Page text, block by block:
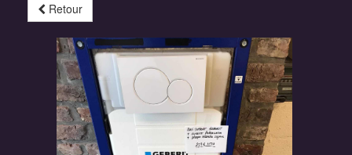
Retour